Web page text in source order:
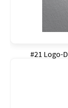
#21 Logo-